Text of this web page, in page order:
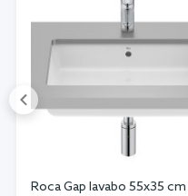
Roca Gap lavabo 55x35 cm